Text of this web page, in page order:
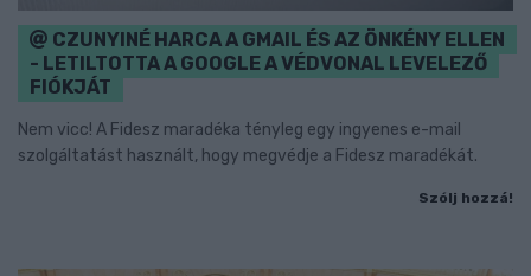
CZUNYINÉ HARCA A GMAIL ÉS AZ ÖNKÉNY ELLEN
- LETILTOTTA A GOOGLE A VÉDVONAL LEVELEZŐ
FIÓKJÁT
Nem vicc! A Fidesz maradéka tényleg egy ingyenes e-mail
szolgáltatást használt, hogy megvédje a Fidesz maradékát.
Szólj hozzá!